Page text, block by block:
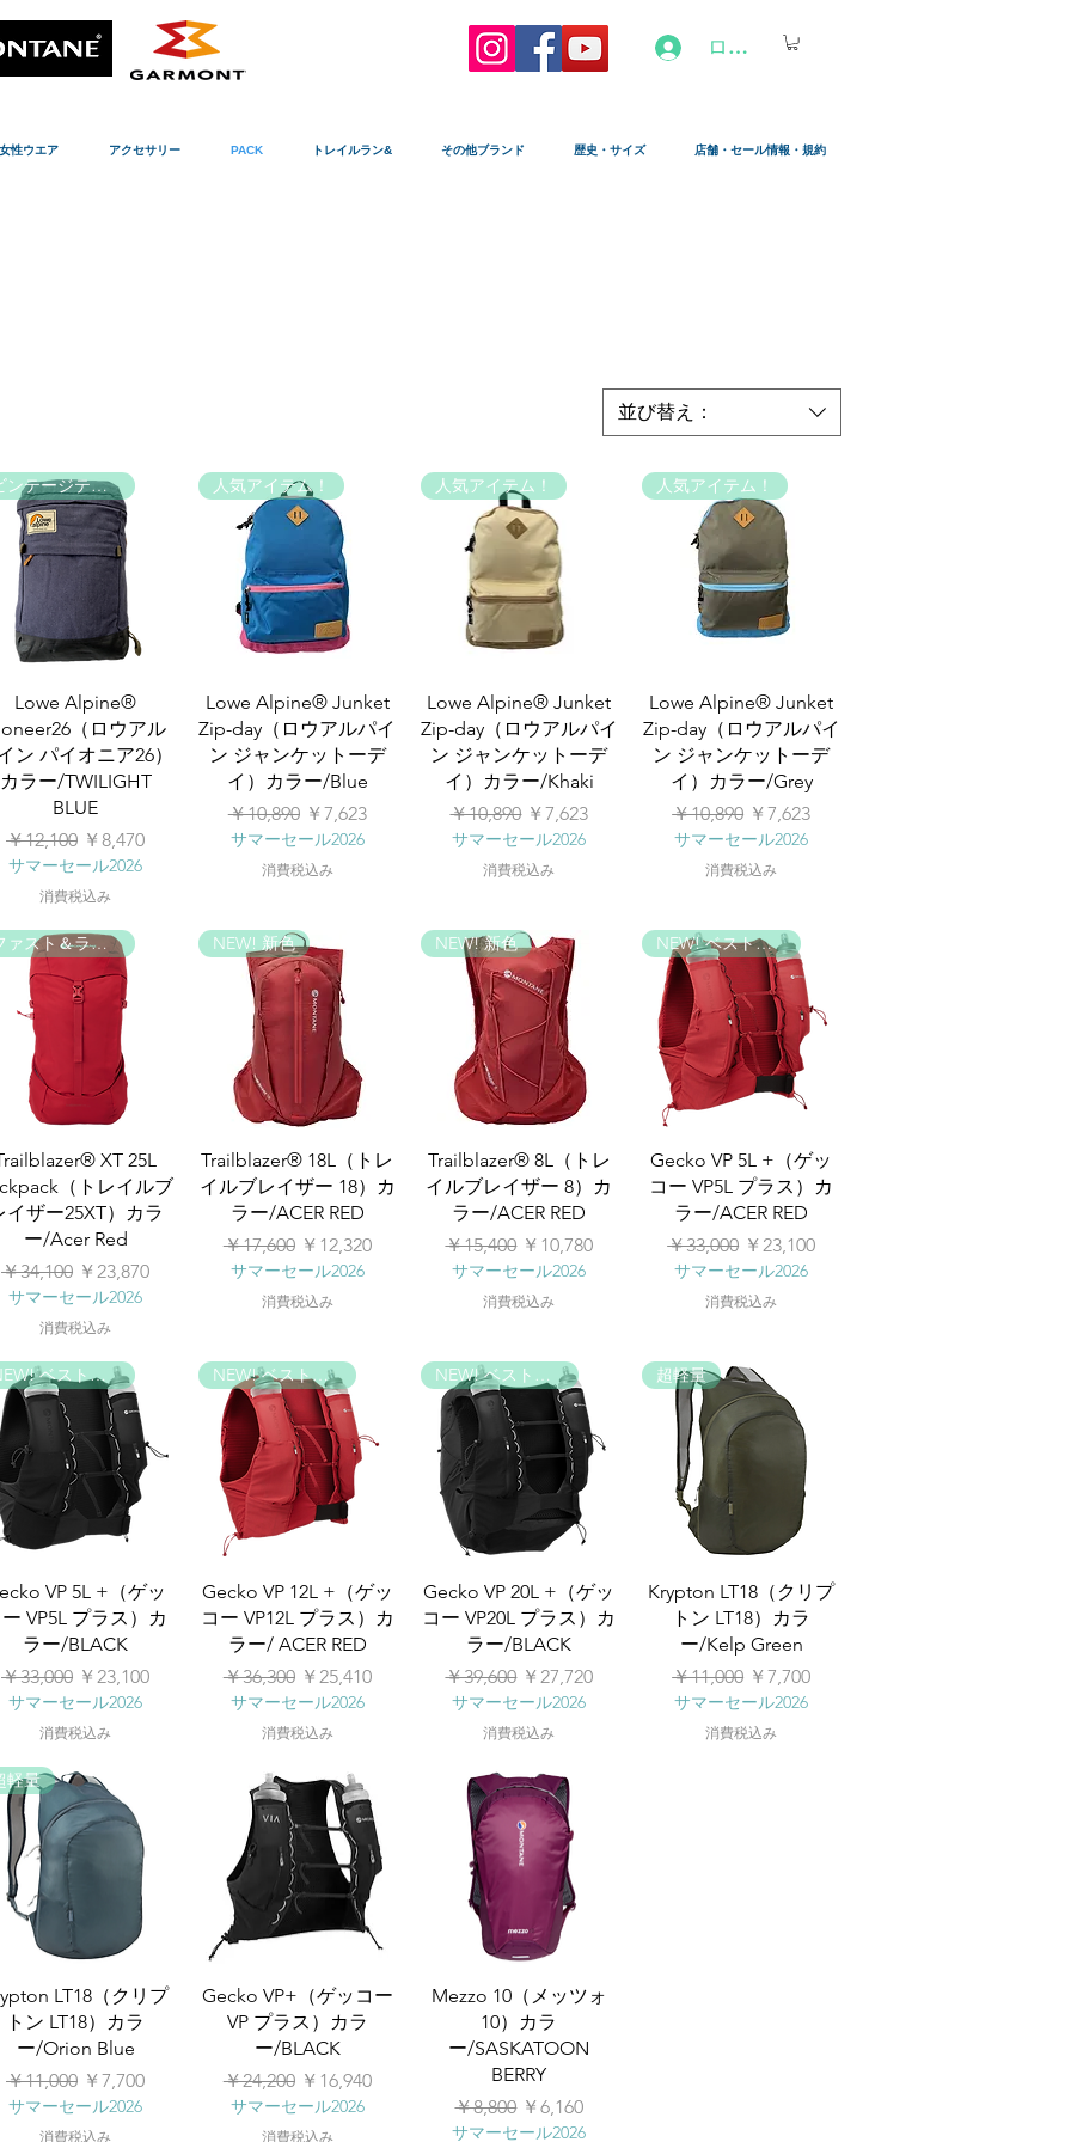
ログイン
女性ウエア アクセサリー PACK トレイルラン& その他ブランド 歴史・サイズ 店舗・セール情報・規約
並び替え：
ビンテージテイスト
Lowe Alpine®
（ロウアル
ン パイオニア26）
カラー/TWILIGHT
BLUE
通常価格
￥12,100 セール価格
￥8,470
サマーセール2026
消費税込み
人気アイテム！
Lowe Alpine® Junket
Zip-day（ロウアルパイ
ン ジャンケットーデ
イ）カラー/Blue
通常価格
￥10,890 セール価格
￥7,623
サマーセール2026
消費税込み
人気アイテム！
Lowe Alpine® Junket
Zip-day（ロウアルパイ
ン ジャンケットーデ
イ）カラー/Khaki
通常価格
￥10,890 セール価格
￥7,623
サマーセール2026
消費税込み
人気アイテム！
Lowe Alpine® Junket
Zip-day（ロウアルパイ
ン ジャンケットーデ
イ）カラー/Grey
通常価格
￥10,890 セール価格
￥7,623
サマーセール2026
消費税込み
ファスト＆ライト
XT 25L
（トレイルブ
イザー25XT）カラ
ー/Acer Red
通常価格
￥34,100 セール価格
￥23,870
サマーセール2026
消費税込み
NEW! 新色
Trailblazer® 18L（トレ
イルブレイザー 18）カ
ラー/ACER RED
通常価格
￥17,600 セール価格
￥12,320
サマーセール2026
消費税込み
NEW! 新色
Trailblazer® 8L（トレ
イルブレイザー 8）カ
ラー/ACER RED
通常価格
￥15,400 セール価格
￥10,780
サマーセール2026
消費税込み
NEW! ベストパック
Gecko VP 5L +（ゲッ
コー VP5L プラス）カ
ラー/ACER RED
通常価格
￥33,000 セール価格
￥23,100
サマーセール2026
消費税込み
NEW! ベストパック
VP 5L +（ゲッ
VP5L プラス）カ
ラー/BLACK
通常価格
￥33,000 セール価格
￥23,100
サマーセール2026
消費税込み
NEW! ベストパック
Gecko VP 12L +（ゲッ
コー VP12L プラス）カ
ラー/ ACER RED
通常価格
￥36,300 セール価格
￥25,410
サマーセール2026
消費税込み
NEW! ベストパック
Gecko VP 20L +（ゲッ
コー VP20L プラス）カ
ラー/BLACK
通常価格
￥39,600 セール価格
￥27,720
サマーセール2026
消費税込み
超軽量
Krypton LT18（クリプ
トン LT18）カラ
ー/Kelp Green
通常価格
￥11,000 セール価格
￥7,700
サマーセール2026
消費税込み
軽量
LT18（クリプ
トン LT18）カラ
ー/Orion Blue
通常価格
￥11,000 セール価格
￥7,700
サマーセール2026
消費税込み
Gecko VP+（ゲッコー
VP プラス）カラ
ー/BLACK
通常価格
￥24,200 セール価格
￥16,940
サマーセール2026
消費税込み
Mezzo 10（メッツォ
10）カラ
ー/SASKATOON
BERRY
通常価格
￥8,800 セール価格
￥6,160
サマーセール2026